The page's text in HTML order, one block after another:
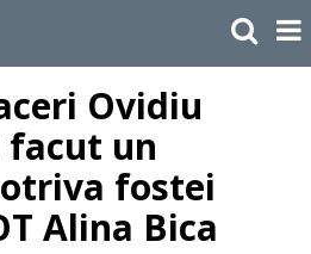
Ovidiu
facut un
fostei
Alina Bica